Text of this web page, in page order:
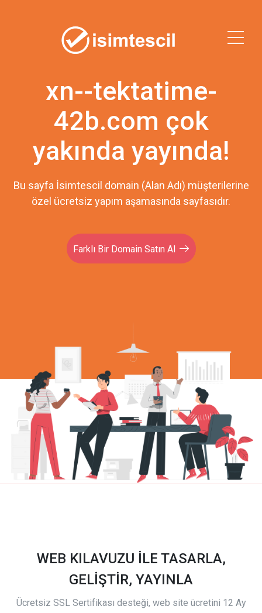
xn--tektatime-
42b.com çok
yakında yayında!
Bu sayfa İsimtescil domain (Alan Adı) müşterilerine
özel ücretsiz yapım aşamasında sayfasıdır.
Farklı Bir Domain Satın Al
WEB KILAVUZU İLE TASARLA,
GELİŞTİR, YAYINLA
Ücretsiz SSL Sertifikası desteği, web site ücretini 12 Ay